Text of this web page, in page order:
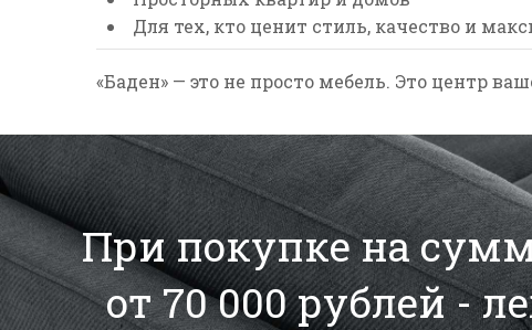
Для тех, кто ценит стиль, качество и
«Баден» — это не просто мебель. Это центр
При покупке на
от 70 000 рублей -